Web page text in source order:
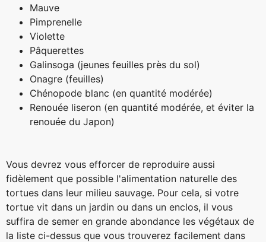
Mauve
Pimprenelle
Violette
Pâquerettes
Galinsoga (jeunes feuilles près du sol)
Onagre (feuilles)
Chénopode blanc (en quantité modérée)
Renouée liseron (en quantité modérée, et éviter la
renouée du Japon)
Vous devrez vous efforcer de reproduire aussi
fidèlement que possible l'alimentation naturelle des
tortues dans leur milieu sauvage. Pour cela, si votre
tortue vit dans un jardin ou dans un enclos, il vous
suffira de semer en grande abondance les végétaux de
la liste ci-dessus que vous trouverez facilement dans